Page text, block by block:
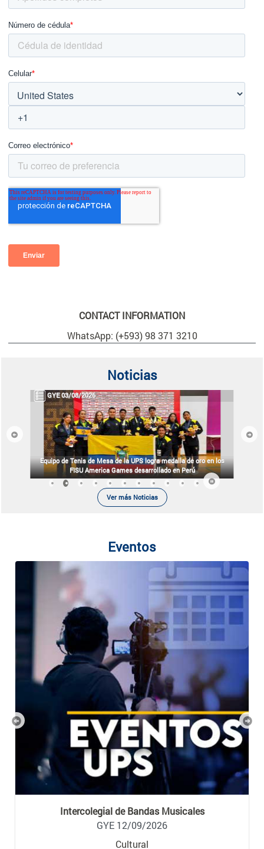
CONTACT INFORMATION
WhatsApp: (+593) 98 371 3210
Noticias
GYE 03/08/2026
Equipo de Tenis de Mesa de la UPS logra medalla de oro en los
FISU America Games desarrollado en Perú
Previous Next
Ver más Noticias
Eventos
Intercolegial de Bandas Musicales
GYE 12/09/2026
Cultural
Previous